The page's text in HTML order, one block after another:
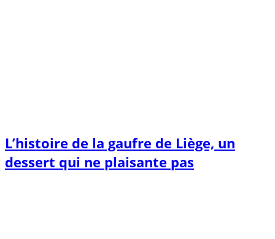
L’histoire de la gaufre de Liège, un
dessert qui ne plaisante pas